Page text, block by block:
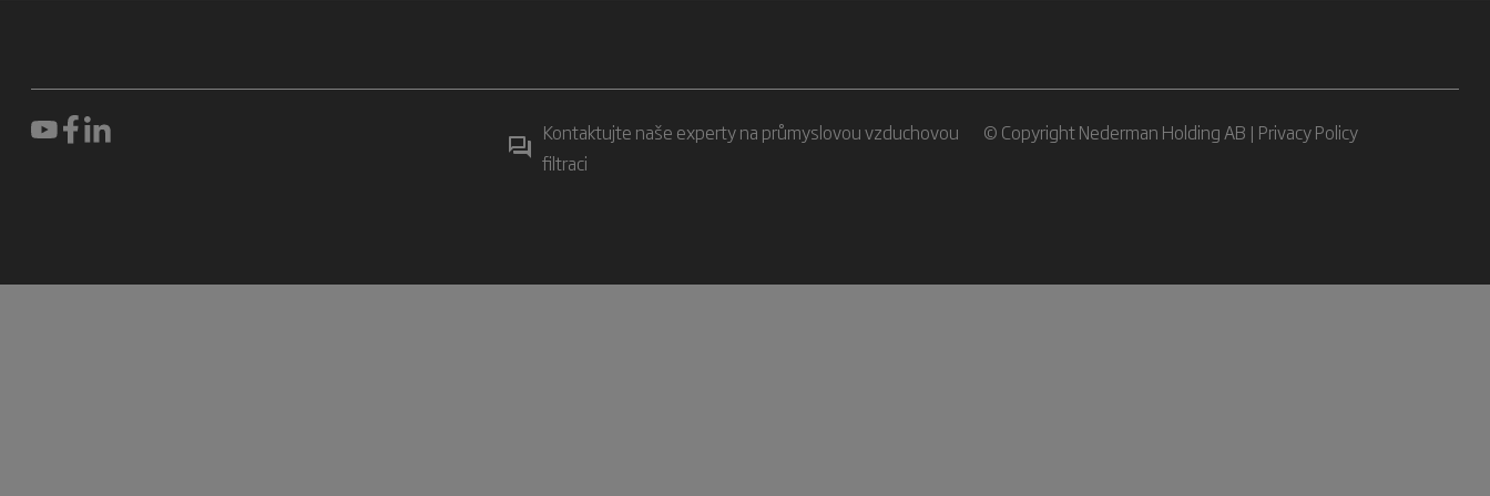
Kontaktujte naše experty na průmyslovou vzduchovou
filtraci
© Copyright Nederman Holding AB | Privacy Policy